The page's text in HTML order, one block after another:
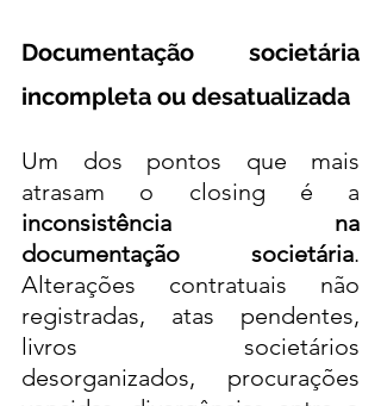
Documentação societária
incompleta ou desatualizada
Um dos pontos que mais
inconsistência na
documentação societária.
Alterações contratuais não
registradas, atas pendentes,
livros societários
desorganizados, procurações